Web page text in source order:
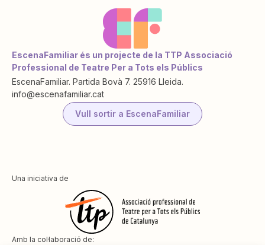
EscenaFamiliar és un projecte de la TTP Associació
Professional de Teatre Per a Tots els Públics
EscenaFamiliar. Partida Bovà 7. 25916 Lleida.
info@escenafamiliar.cat
Vull sortir a EscenaFamiliar
Una iniciativa de
Amb la col·laboració de: